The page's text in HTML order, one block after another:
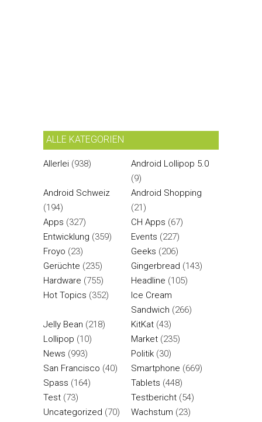
ALLE KATEGORIEN
Allerlei (938)
Android Lollipop 5.0
(9)
Android Schweiz
(194)
Android Shopping
(21)
Apps (327) CH Apps (67)
Entwicklung (359) Events (227)
Froyo (23) Geeks (206)
Gerüchte (235) Gingerbread (143)
Hardware (755) Headline (105)
Hot Topics (352)
Ice Cream
Sandwich (266)
Jelly Bean (218) KitKat (43)
Lollipop (10) Market (235)
News (993) Politik (30)
San Francisco (40) Smartphone (669)
Spass (164) Tablets (448)
Test (73) Testbericht (54)
Uncategorized (70) Wachstum (23)